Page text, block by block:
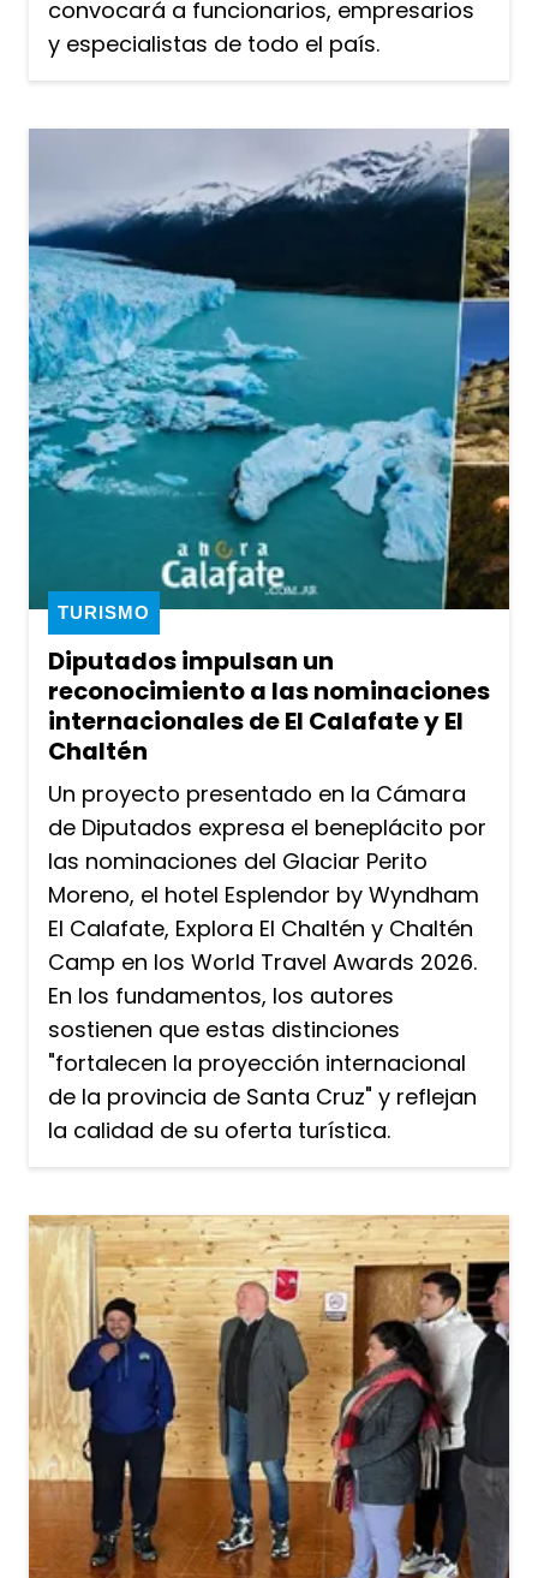
convocará a funcionarios, empresarios
y especialistas de todo el país.
Diputados impulsan un
reconocimiento a las nominaciones
internacionales de El Calafate y El
Chaltén
TURISMO
Un proyecto presentado en la Cámara
de Diputados expresa el beneplácito por
las nominaciones del Glaciar Perito
Moreno, el hotel Esplendor by Wyndham
El Calafate, Explora El Chaltén y Chaltén
Camp en los World Travel Awards 2026.
En los fundamentos, los autores
sostienen que estas distinciones
"fortalecen la proyección internacional
de la provincia de Santa Cruz" y reflejan
la calidad de su oferta turística.